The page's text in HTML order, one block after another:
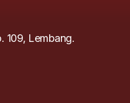
109, Lembang.